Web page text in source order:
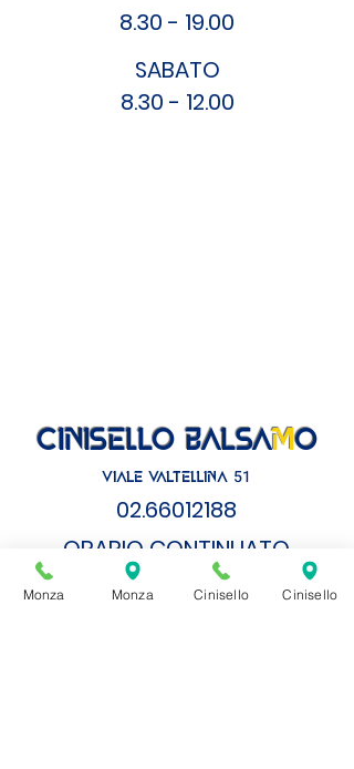
8.30 - 19.00
SABATO
8.30 - 12.00
cinisello balsamo
VIALE VALTELLINA 51
02.66012188
ORARIO CONTINUATO
LUNEDì
- VENERDì
Monza Monza Cinisello Cinisello